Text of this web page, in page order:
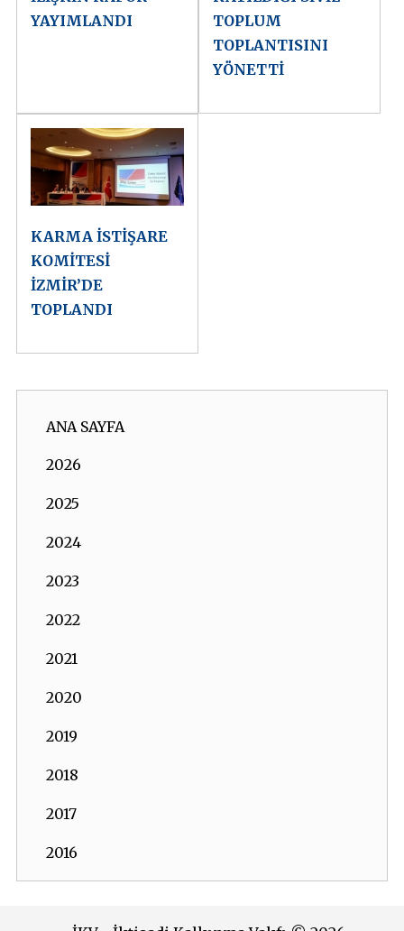
YAYIMLANDI
TOPLUM
TOPLANTISINI
YÖNETTİ
KARMA İSTİŞARE
KOMİTESİ
İZMİR’DE
TOPLANDI
ANA SAYFA
2026
2025
2024
2023
2022
2021
2020
2019
2018
2017
2016